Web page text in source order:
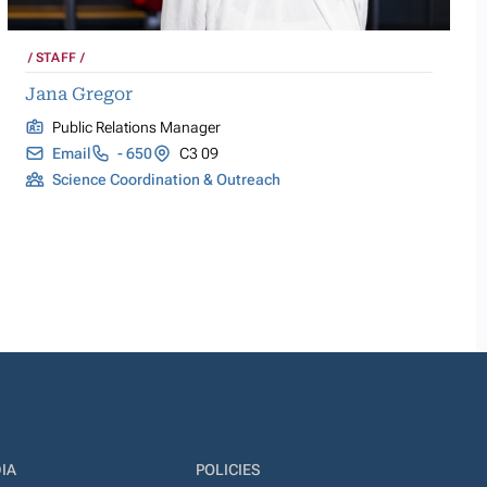
STAFF
Jana Gregor
Public Relations Manager
Email
- 650
C3 09
Science Coordination & Outreach
POLICIES